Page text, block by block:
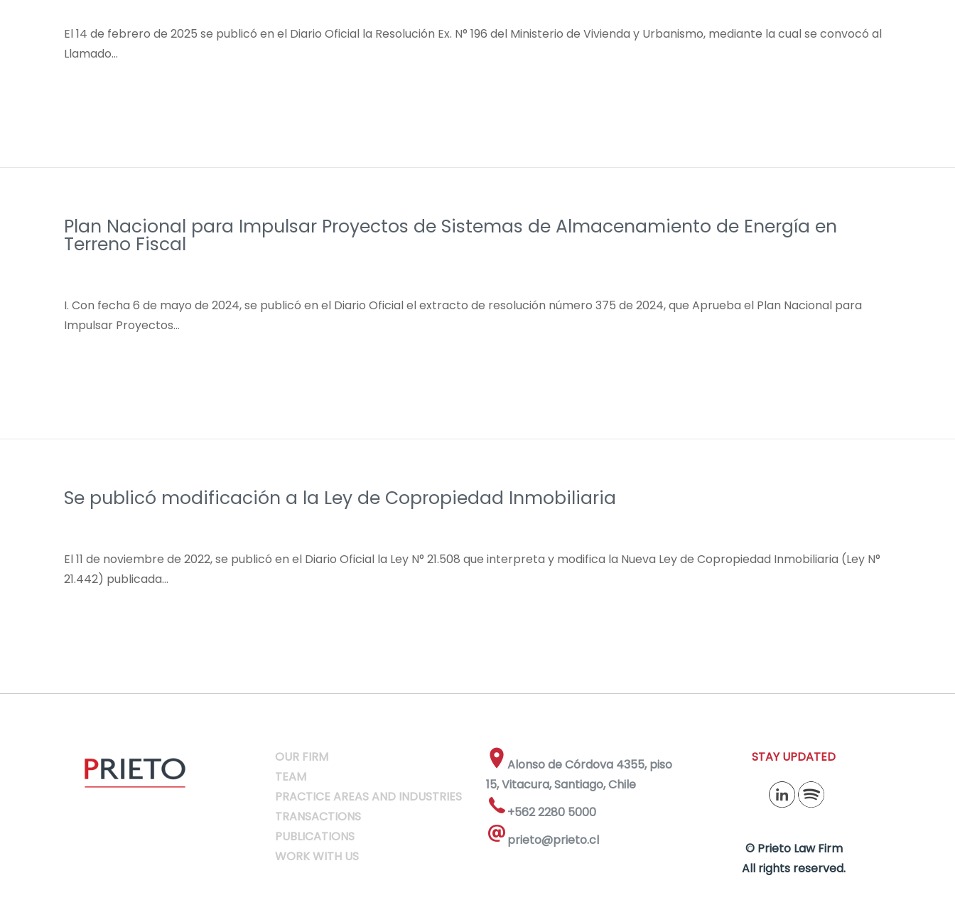
El 14 de febrero de 2025 se publicó en el Diario Oficial la Resolución Ex. N° 196 del Ministerio de Vivienda y Urbanismo, mediante la cual se convocó al
Llamado…
Plan Nacional para Impulsar Proyectos de Sistemas de Almacenamiento de Energía en
Terreno Fiscal
I. Con fecha 6 de mayo de 2024, se publicó en el Diario Oficial el extracto de resolución número 375 de 2024, que Aprueba el Plan Nacional para
Impulsar Proyectos…
Se publicó modificación a la Ley de Copropiedad Inmobiliaria
El 11 de noviembre de 2022, se publicó en el Diario Oficial la Ley N° 21.508 que interpreta y modifica la Nueva Ley de Copropiedad Inmobiliaria (Ley N°
21.442) publicada…
OUR FIRM
TEAM
PRACTICE AREAS AND INDUSTRIES
TRANSACTIONS
PUBLICATIONS
WORK WITH US
Alonso de Córdova 4355, piso
15, Vitacura, Santiago, Chile
+562 2280 5000
prieto@prieto.cl
STAY UPDATED
© Prieto Law Firm
All rights reserved.